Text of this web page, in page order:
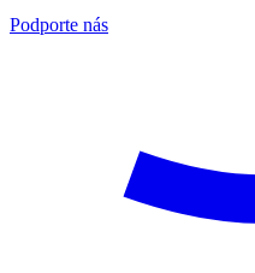
Podporte nás